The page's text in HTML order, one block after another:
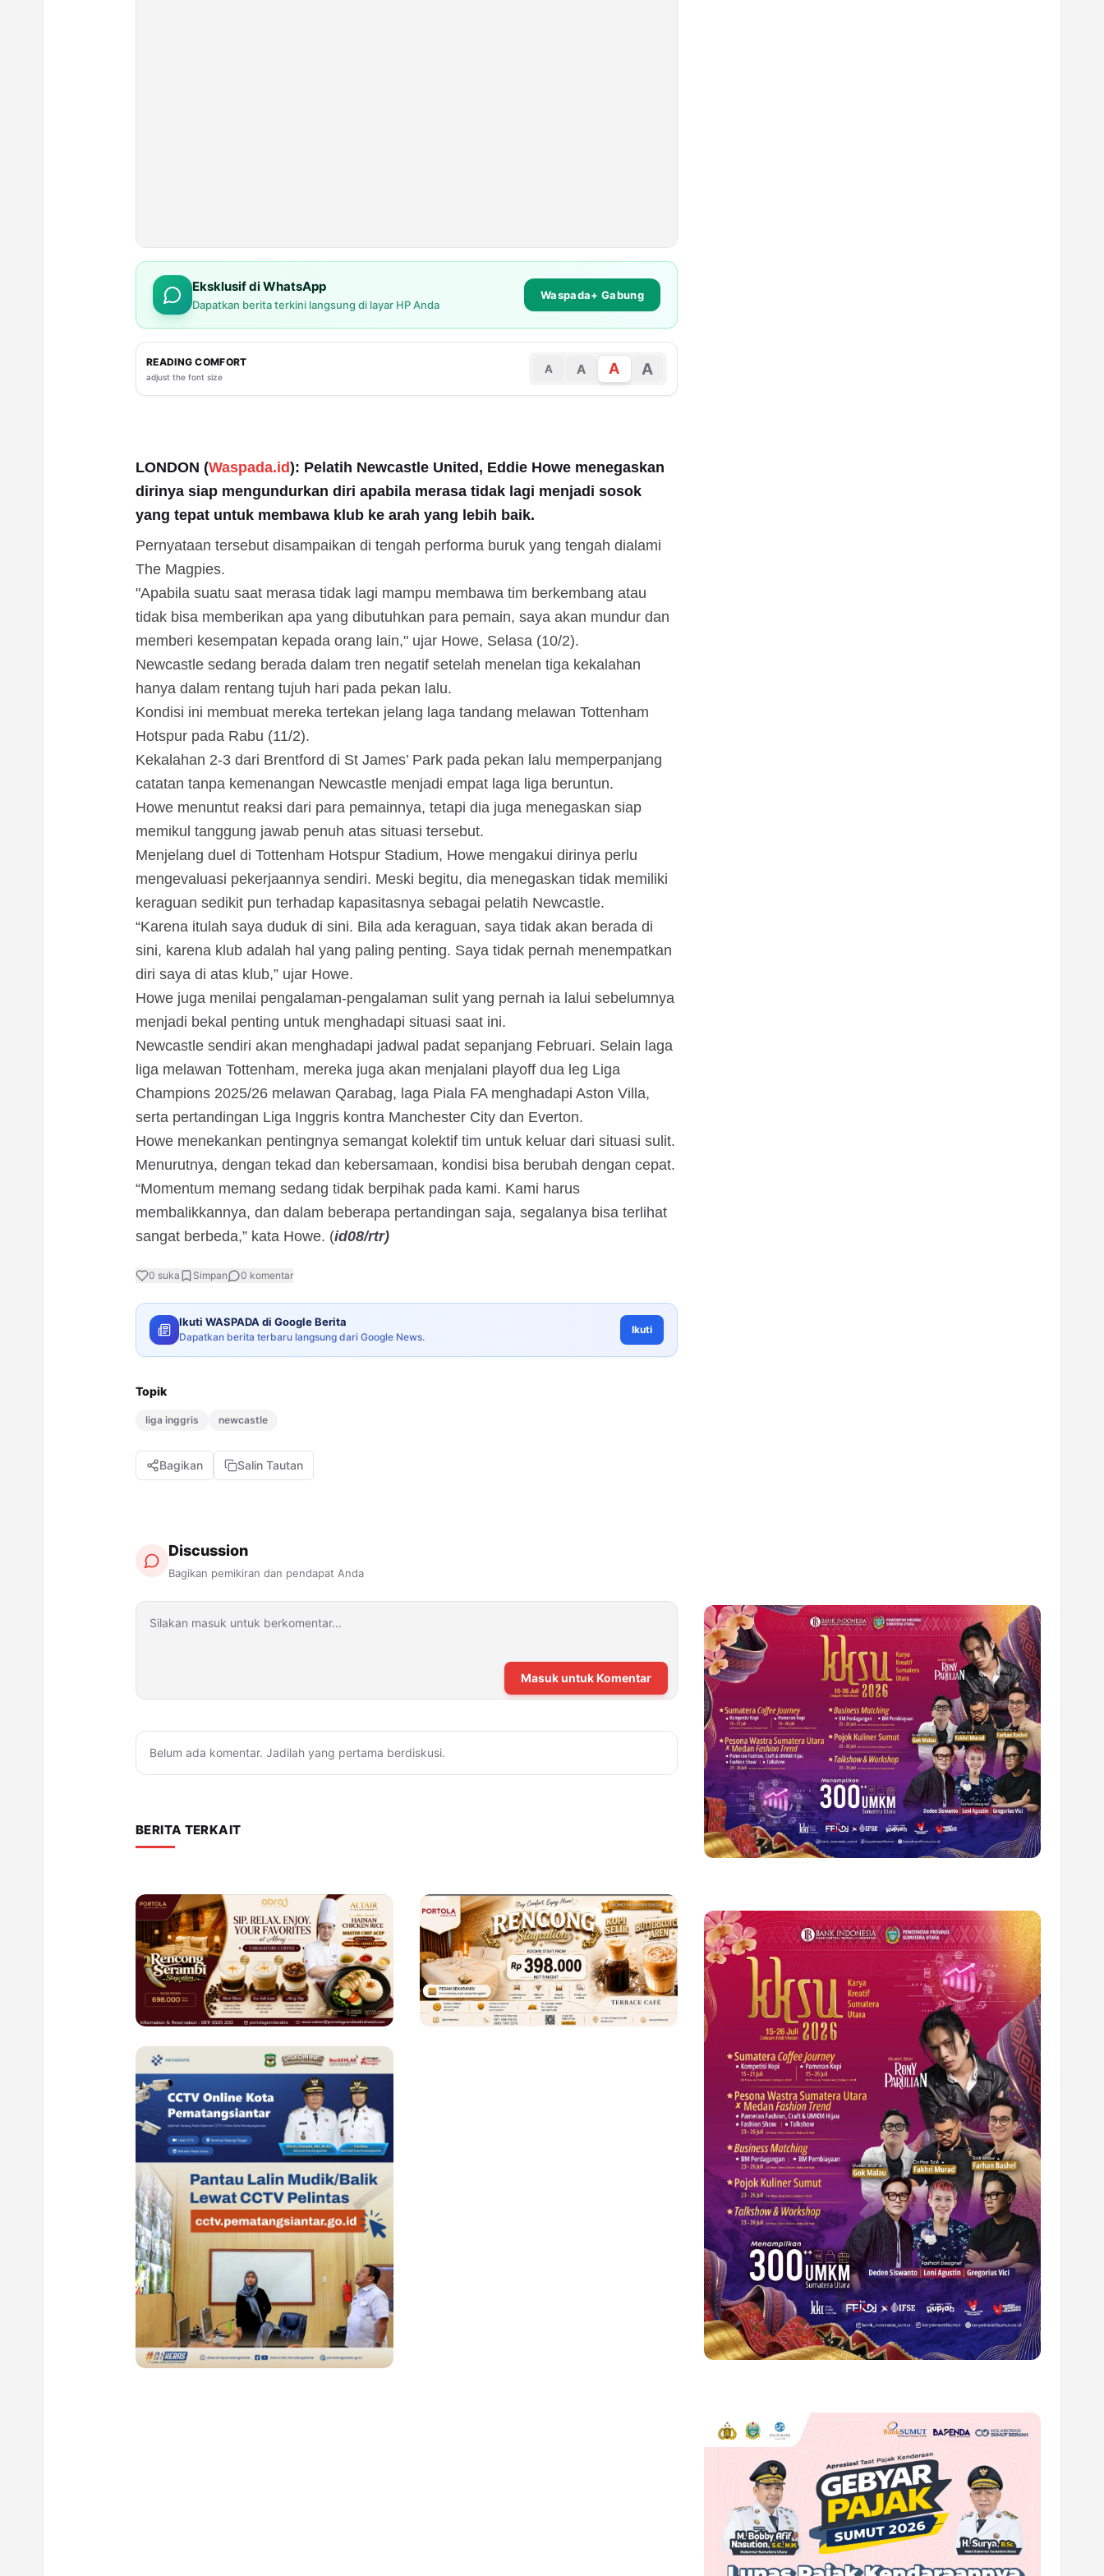
Eksklusif di WhatsApp
Dapatkan berita terkini langsung di layar HP Anda
Waspada+ Gabung
READING COMFORT
adjust the font size
A A A A
LONDON (Waspada.id): Pelatih Newcastle United, Eddie Howe menegaskan
dirinya siap mengundurkan diri apabila merasa tidak lagi menjadi sosok
yang tepat untuk membawa klub ke arah yang lebih baik.
Pernyataan tersebut disampaikan di tengah performa buruk yang tengah dialami
The Magpies.
"Apabila suatu saat merasa tidak lagi mampu membawa tim berkembang atau
tidak bisa memberikan apa yang dibutuhkan para pemain, saya akan mundur dan
memberi kesempatan kepada orang lain," ujar Howe, Selasa (10/2).
Newcastle sedang berada dalam tren negatif setelah menelan tiga kekalahan
hanya dalam rentang tujuh hari pada pekan lalu.
Kondisi ini membuat mereka tertekan jelang laga tandang melawan Tottenham
Hotspur pada Rabu (11/2).
Kekalahan 2-3 dari Brentford di St James’ Park pada pekan lalu memperpanjang
catatan tanpa kemenangan Newcastle menjadi empat laga liga beruntun.
Howe menuntut reaksi dari para pemainnya, tetapi dia juga menegaskan siap
memikul tanggung jawab penuh atas situasi tersebut.
Menjelang duel di Tottenham Hotspur Stadium, Howe mengakui dirinya perlu
mengevaluasi pekerjaannya sendiri. Meski begitu, dia menegaskan tidak memiliki
keraguan sedikit pun terhadap kapasitasnya sebagai pelatih Newcastle.
“Karena itulah saya duduk di sini. Bila ada keraguan, saya tidak akan berada di
sini, karena klub adalah hal yang paling penting. Saya tidak pernah menempatkan
diri saya di atas klub,” ujar Howe.
Howe juga menilai pengalaman-pengalaman sulit yang pernah ia lalui sebelumnya
menjadi bekal penting untuk menghadapi situasi saat ini.
Newcastle sendiri akan menghadapi jadwal padat sepanjang Februari. Selain laga
liga melawan Tottenham, mereka juga akan menjalani playoff dua leg Liga
Champions 2025/26 melawan Qarabag, laga Piala FA menghadapi Aston Villa,
serta pertandingan Liga Inggris kontra Manchester City dan Everton.
Howe menekankan pentingnya semangat kolektif tim untuk keluar dari situasi sulit.
Menurutnya, dengan tekad dan kebersamaan, kondisi bisa berubah dengan cepat.
“Momentum memang sedang tidak berpihak pada kami. Kami harus
membalikkannya, dan dalam beberapa pertandingan saja, segalanya bisa terlihat
sangat berbeda,” kata Howe. (id08/rtr)
0 suka Simpan 0 komentar
Ikuti WASPADA di Google Berita
Dapatkan berita terbaru langsung dari Google News.
Ikuti
Topik
liga inggris newcastle
Bagikan Salin Tautan
Discussion
Bagikan pemikiran dan pendapat Anda
Masuk untuk Komentar
Belum ada komentar. Jadilah yang pertama berdiskusi.
BERITA TERKAIT